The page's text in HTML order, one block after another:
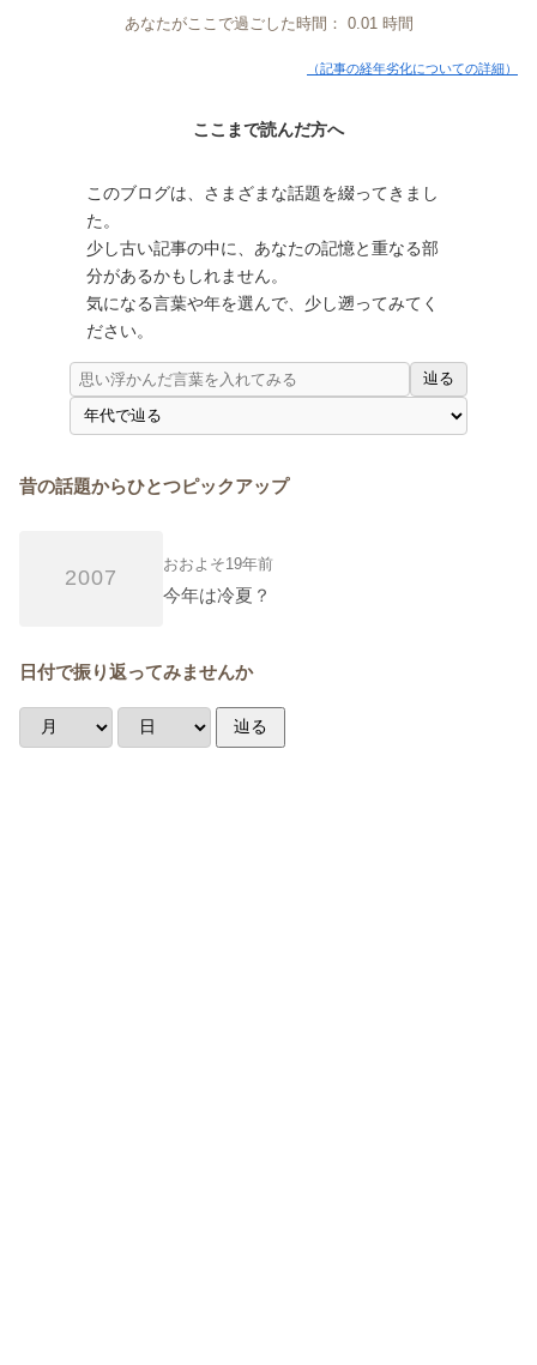
あなたがここで過ごした時間： 0.01時間
（記事の経年劣化についての詳細）
ここまで読んだ方へ
このブログは、さまざまな話題を綴ってきまし
た。
少し古い記事の中に、あなたの記憶と重なる部
分があるかもしれません。
気になる言葉や年を選んで、少し遡ってみてく
ださい。
辿る
昔の話題からひとつピックアップ
2007
おおよそ19年前
今年は冷夏？
日付で振り返ってみませんか
辿る